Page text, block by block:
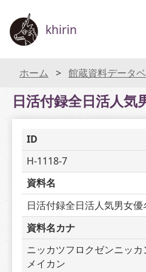
khirin
ホーム 館蔵資料データ
日活付録全日活人気
ID
H-1118-7
資料名
日活付録全日活人気男女優
資料名カナ
ニッカツフロクゼンニッ
メイカン